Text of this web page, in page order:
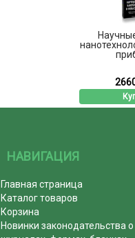
НАВИГАЦИЯ
Главная страница
Каталог товаров
Корзина
Новинки законодательства о